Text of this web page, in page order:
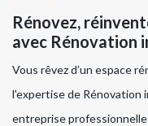
Rénovez,
avec Rénovation
Vous rêvez d’un espace
l'expertise de Rénovation
entreprise